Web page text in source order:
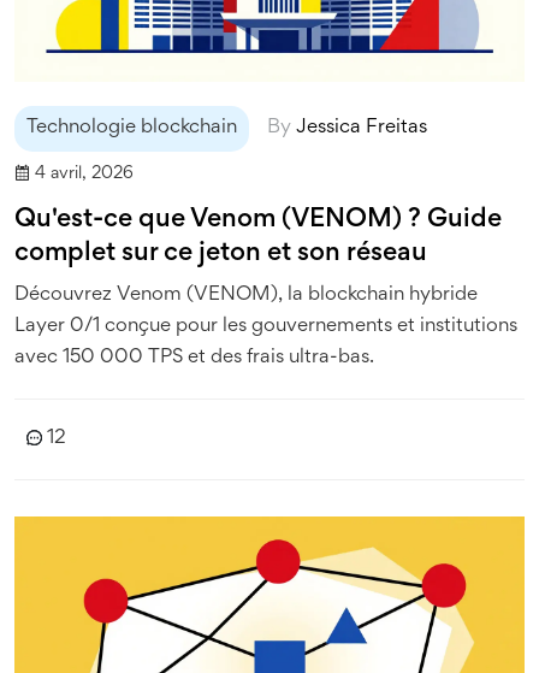
Technologie blockchain By Jessica Freitas
4 avril, 2026
Qu'est-ce que Venom (VENOM) ? Guide
complet sur ce jeton et son réseau
Découvrez Venom (VENOM), la blockchain hybride
Layer 0/1 conçue pour les gouvernements et institutions
avec 150 000 TPS et des frais ultra-bas.
12